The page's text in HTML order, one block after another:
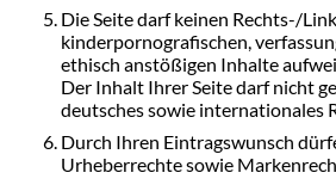
Die Seite darf keinen Rechts-/
kinderpornografischen,
ethisch anstößigen Inhalte
Der Inhalt Ihrer Seite darf nicht
deutsches sowie internationales
Durch Ihren Eintragswunsch
Urheberrechte sowie